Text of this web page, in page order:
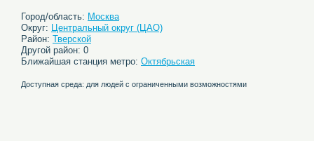
Город/область: Москва
Округ: Центральный округ (ЦАО)
Район: Тверской
Другой район: 0
Ближайшая станция метро: Октябрьская
Доступная среда: для людей с ограниченными возможностями